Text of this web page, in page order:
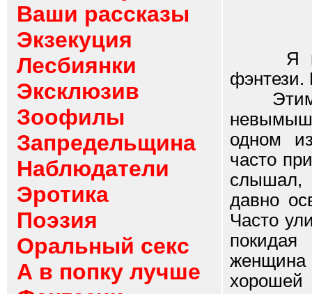
Ваши рассказы
Экзекуция
Лесбиянки
Эксклюзив
Зоофилы
Запредельщина
Наблюдатели
Эротика
Поэзия
Оральный секс
А в попку лучше
Я не
фэнтези.
Этим
одном
часто
слышал,
давно
Часто
женщина